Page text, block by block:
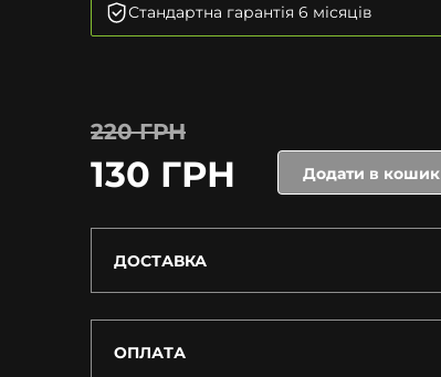
Стандартна гарантія 6 місяців
220 ГРН
130 ГРН Додати в кошик
ДОСТАВКА
ОПЛАТА